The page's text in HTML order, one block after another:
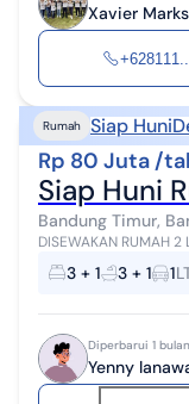
Xavier
+628111...
Rumah Siap Huni
Rp 80 Juta /
Siap Huni
Bandung Timur,
DISEWAKAN RUMAH 2
SUMMARECON MALL Bangunan Premium KT 3 + 1 KM 3+ 1 Ruang
3 + 1 3 + 1 1
Diperbarui 1
Yenny